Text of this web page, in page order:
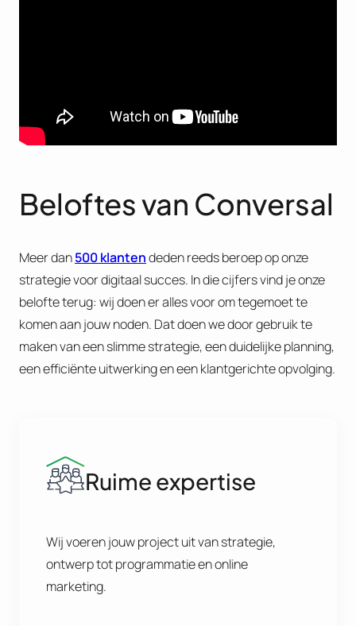
Beloftes van Conversal
Meer dan500 klantendeden reeds beroep op onze
strategie voor digitaal succes. In die cijfers vind je onze
belofte terug: wij doen er alles voor om tegemoet te
komen aan jouw noden. Dat doen we door gebruik te
maken van een slimme strategie, een duidelijke planning,
een efficiënte uitwerking en een klantgerichte opvolging.
Ruime expertise
Wij voeren jouw project uit van strategie,
ontwerp tot programmatie en online
marketing.